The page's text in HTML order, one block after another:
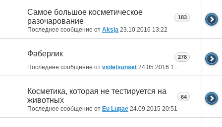
Самое большое косметическое
разочарование
Последнее сообщение от Aksja 23.10.2016 13:22
183
Фаберлик
Последнее сообщение от violetsunset 24.05.2016 12:21
278
Косметика, которая не тестируется на
животных
Последнее сообщение от Eu Lupae 24.09.2015 20:51
64